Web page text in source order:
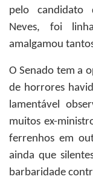
pelo candidato
Neves, foi
amalgamou
O Senado tem a
de horrores
lamentável
muitos ex-
ferrenhos em
ainda que
barbaridade